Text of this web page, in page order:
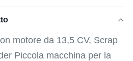
motore da 13,5 CV, Scrap
Piccola macchina per la